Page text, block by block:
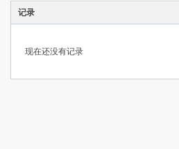
记录
现在还没有记录